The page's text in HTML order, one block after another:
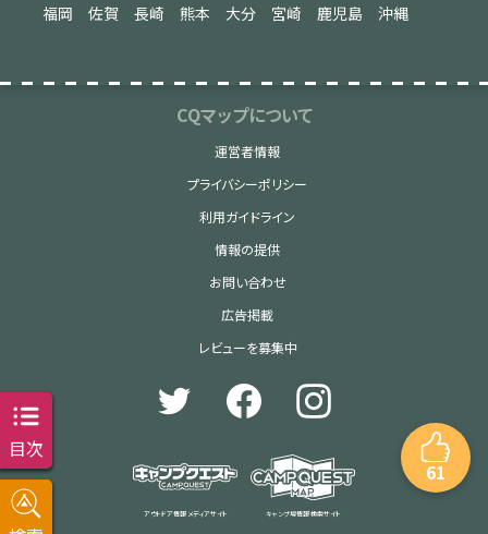
61
福岡 佐賀 長崎 熊本 大分 宮崎 鹿児島 沖縄
CQマップについて
運営者情報
プライバシーポリシー
利用ガイドライン
情報の提供
お問い合わせ
広告掲載
レビューを募集中
アウトドア情報 メディアサイト キャンプ場情報 検索サイト
目次